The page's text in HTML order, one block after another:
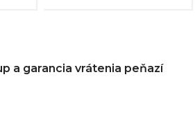
a garancia vrátenia peňazí